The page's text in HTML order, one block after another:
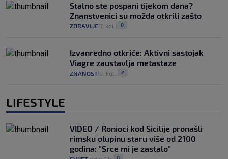
Stalno ste pospani tijekom dana?
Znanstvenici su možda otkrili zašto
ZDRAVLJE 7. kol. 0
Izvanredno otkriće: Aktivni sastojak
Viagre zaustavlja metastaze
ZNANOST 6. kol. 2
LIFESTYLE
VIDEO / Ronioci kod Sicilije pronašli
rimsku olupinu staru više od 2100
godina: "Srce mi je zastalo"